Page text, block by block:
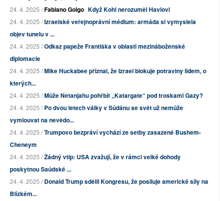
24. 4. 2025 /Fabiano Golgo Když Kohl nerozuměl Havlovi
24. 4. 2025 /Izraelské veřejnoprávní médium: armáda si vymyslela
objev tunelu v ...
24. 4. 2025 /Odkaz papeže Františka v oblasti mezináboženské
diplomacie
24. 4. 2025 /Mike Huckabee přiznal, že Izrael blokuje potraviny lidem, o
kterých...
24. 4. 2025 /Může Netanjahu pohřbít „Katargate“ pod troskami Gazy?
24. 4. 2025 /Po dvou letech války v Súdánu se svět už nemůže
vymlouvat na nevědo...
24. 4. 2025 /Trumpovo bezpráví vychází ze setby zasazené Bushem-
Cheneym
24. 4. 2025 /Žádný vtip: USA zvažují, že v rámci velké dohody
poskytnou Saúdské ...
24. 4. 2025 /Donald Trump sdělil Kongresu, že posiluje americké síly na
Blízkém...